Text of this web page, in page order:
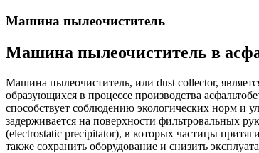
Машина пылеочиститель
Машина пылеочиститель в
Машина пылеочиститель, или dust collector,
образующихся в процессе производства
способствует соблюдению экологических норм и
задерживается на поверхности фильтровальных
(electrostatic precipitator), в которых частицы
также сохранить оборудование и снизить